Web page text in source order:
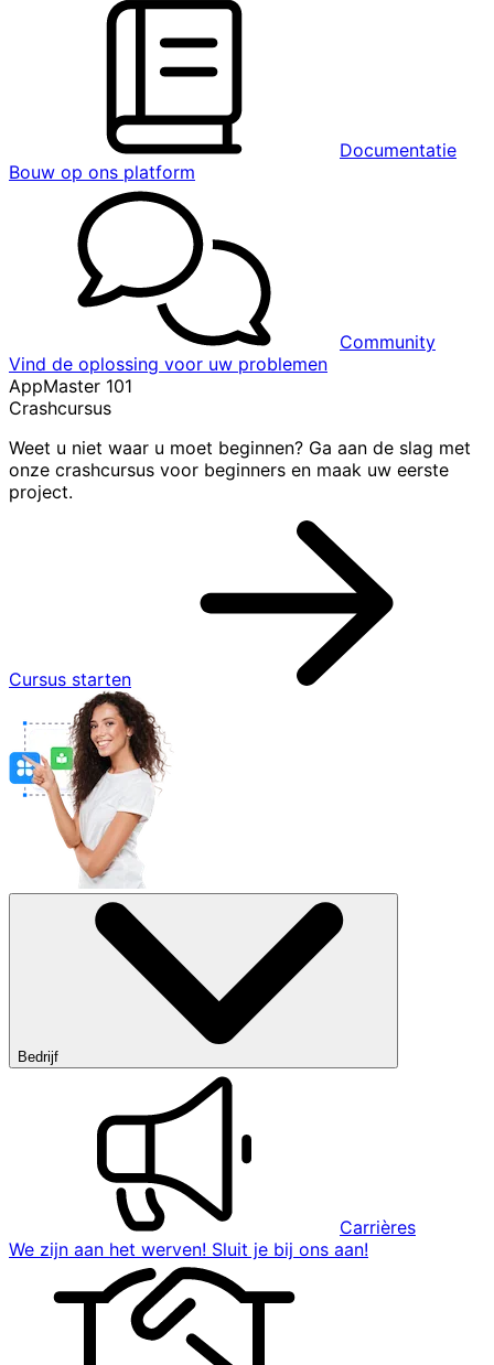
Documentatie
Bouw op ons platform
Community
Vind de oplossing voor uw problemen
AppMaster 101
Crashcursus
Weet u niet waar u moet beginnen? Ga aan de slag met
onze crashcursus voor beginners en maak uw eerste
project.
Cursus starten
Bedrijf
Carrières
We zijn aan het werven! Sluit je bij ons aan!